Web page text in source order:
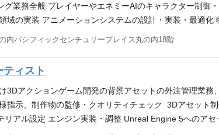
トリアル/ノンフォトリアル問わず、幅広いアートスタ
グ業務全般 プレイヤーやエネミーAIのキャラクター制御
域の実装 アニメーションシステムの設計・実装・最適
ク、ツールなど、自身の専門性や希望に応じた特定分
開発の実務経験 2年以上 歓迎スキル 3Dアクションゲー
の解析や最適化の経験 ※GitHubアカウント、技術ブログ
内パシフィックセンチュリープレイス丸の内18階
ィスト
3Dアクションゲーム開発の背景アセットの外注管理業
指示、制作物の監修・クオリティチェック 3Dアセット
リアル設定 エンジン実装・調整 Unreal Engine 5へのア
ンス管理 アートディレクションに基づいたビジュアル